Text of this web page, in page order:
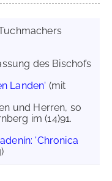
des Bischofs
Landen' (mit
und Herren, so
im (14)91.
'Chronica